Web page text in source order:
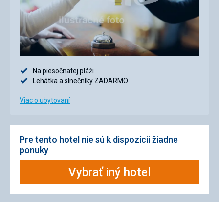
Na piesočnatej pláži
Lehátka a slnečníky ZADARMO
Viac o ubytovaní
Pre tento hotel nie sú k dispozícii žiadne
ponuky
Vybrať iný hotel